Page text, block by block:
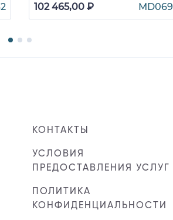
102 465,00 ₽
MD069
КОНТАКТЫ
УСЛОВИЯ
ПРЕДОСТАВЛЕНИЯ УСЛУГ
ПОЛИТИКА
КОНФИДЕНЦИАЛЬНОСТИ